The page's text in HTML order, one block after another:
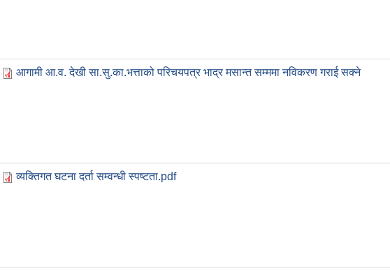
आगामी आ.व. देखी सा.सु.का.भत्ताको परिचयपत्र भाद्र मसान्त सम्ममा नविकरण गराई सक्ने
व्यक्तिगत घटना दर्ता सम्वन्धी स्पष्टता.pdf